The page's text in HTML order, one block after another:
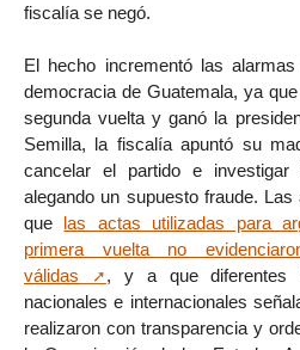
fiscalía se negó.
El hecho incrementó las
democracia de Guatemala, ya
segunda vuelta y ganó la
Semilla, la fiscalía apuntó su
cancelar el partido e investigar
alegando un supuesto fraude.
que las actas utilizadas para
primera vuelta no
válidas
, y a que diferentes
nacionales e internacionales
realizaron con transparencia y